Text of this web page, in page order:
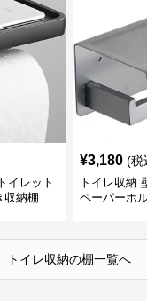
イレット
収納棚
¥3,180 (税
トイレ収納
ペーパーホ
トイレ収納の棚一覧へ